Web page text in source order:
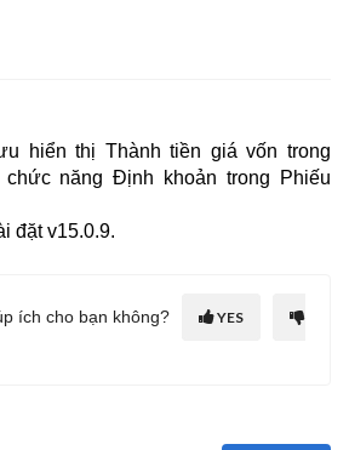
hiển thị Thành tiền giá vốn trong
năng Định khoản trong Phiếu
đặt v15.0.9.
ích cho bạn không?
YES